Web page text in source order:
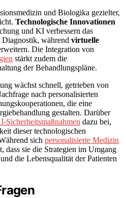
und Biologika gezielter,
Technologische Innovationen
und KI verbessern das
Diagnostik, während virtuelle
Die Integration von
stärkt zudem die
der Behandlungspläne.
wächst schnell, getrieben von
nach personalisierten
die eine
gestalten. Darüber
Sicherheitsmaßnahmen dazu bei,
dieser technologischen
sich personalisierte Medizin
sie die Strategien im Umgang
die Lebensqualität der Patienten